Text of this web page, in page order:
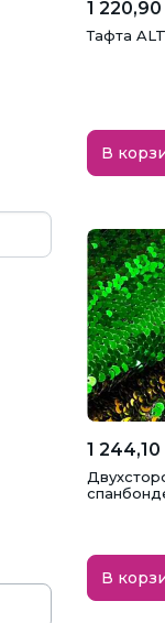
1
Тафта
В
1 244,10
В